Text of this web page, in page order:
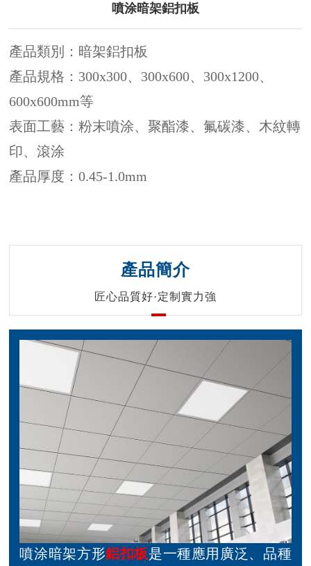
噴涂暗架鋁扣板
產品類別：暗架鋁扣板
產品規格：300x300、300x600、300x1200、
600x600mm等
表面工藝：粉末噴涂、聚酯漆、氟碳漆、木紋轉
印、滾涂
產品厚度：0.45-1.0mm
產品簡介
匠心品質好·定制實力強
噴涂暗架方形鋁扣板是一種應用廣泛、品種